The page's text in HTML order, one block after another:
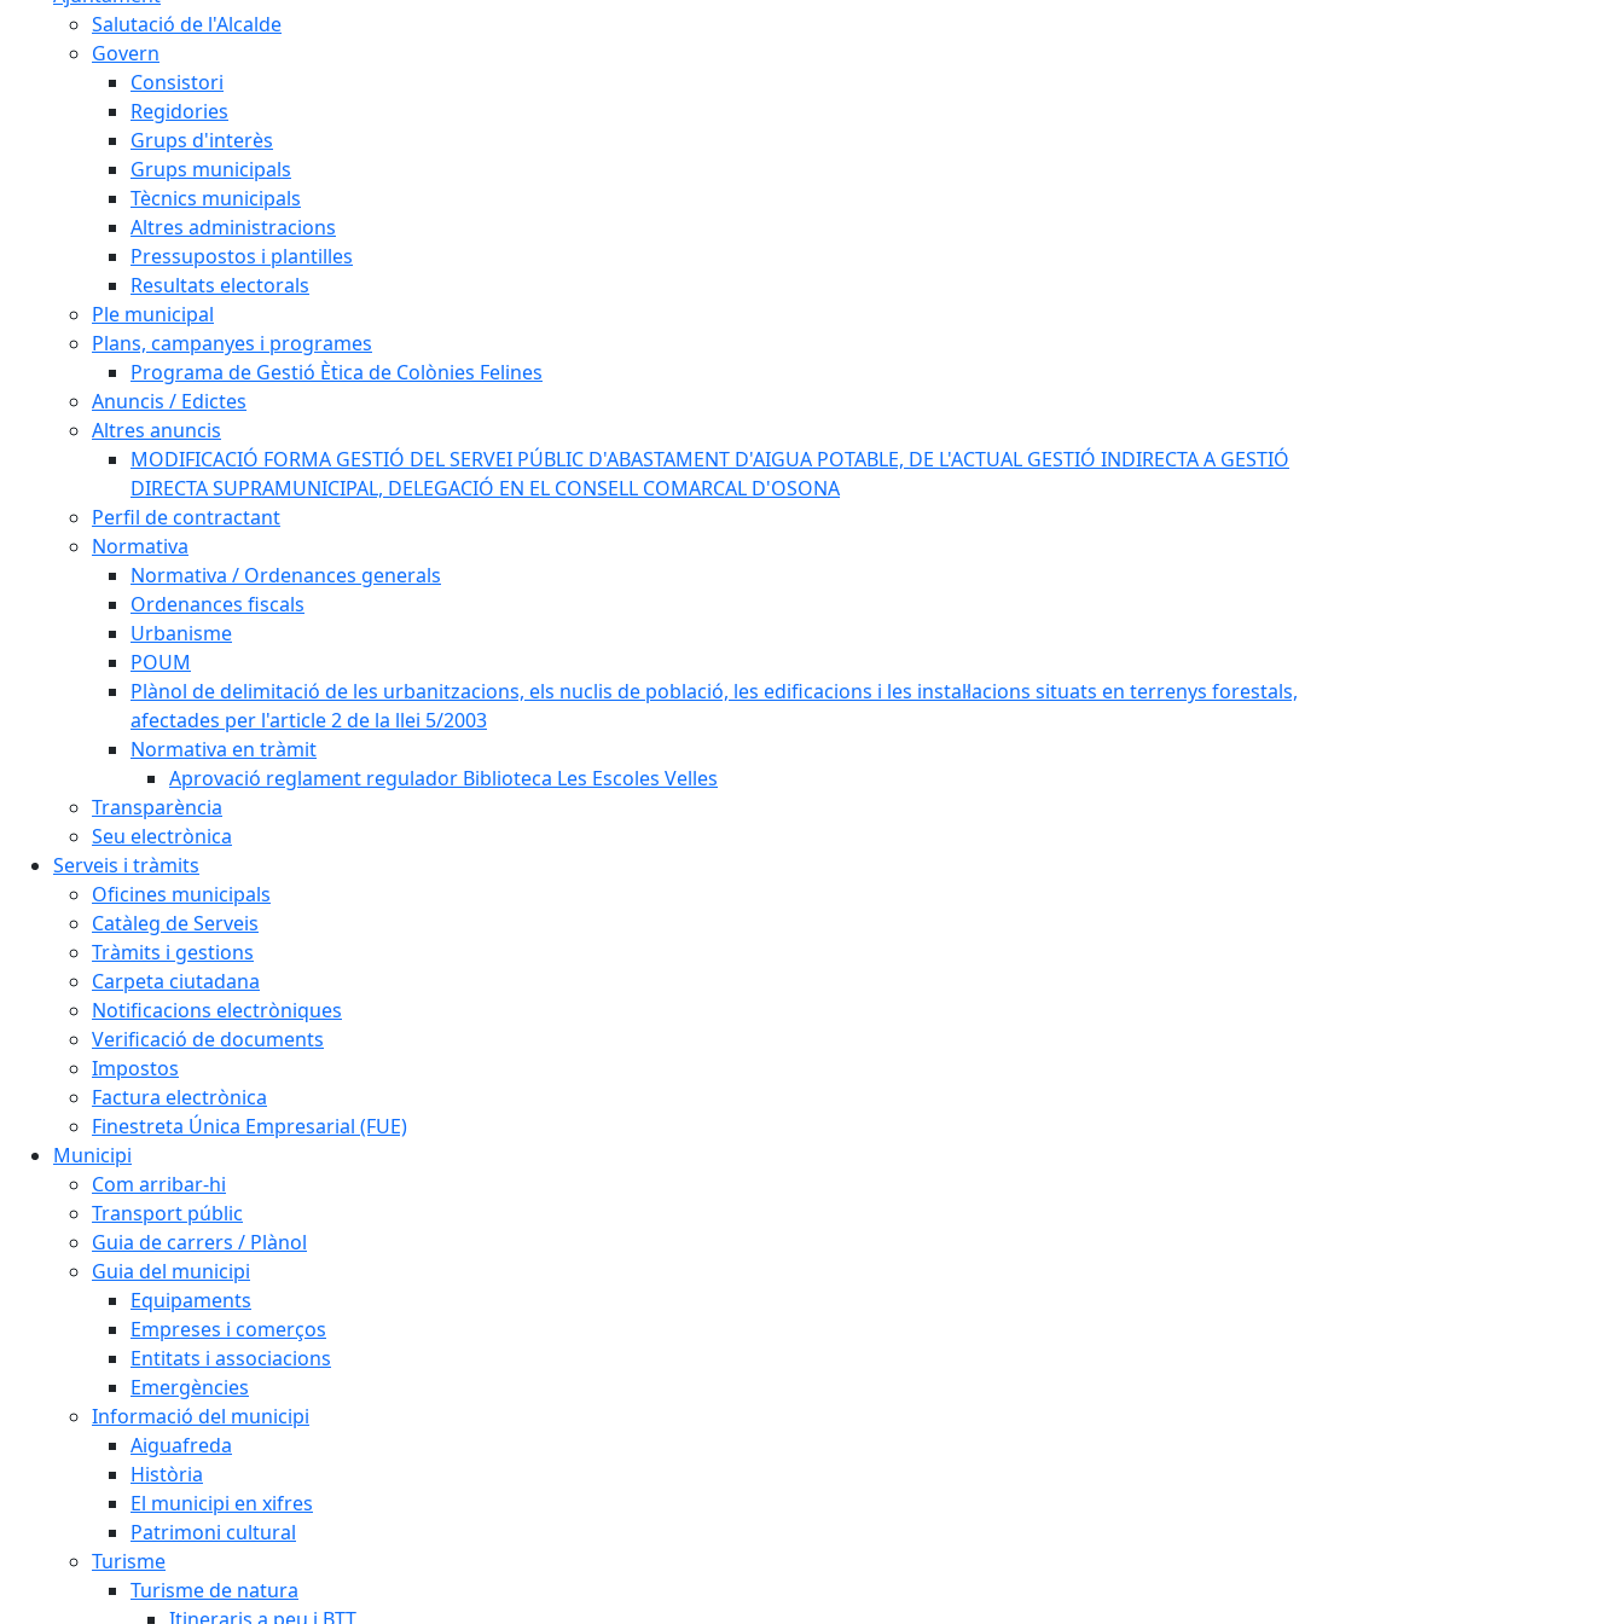
Salutació de l'Alcalde
Govern
Consistori
Regidories
Grups d'interès
Grups municipals
Tècnics municipals
Altres administracions
Pressupostos i plantilles
Resultats electorals
Ple municipal
Plans, campanyes i programes
Programa de Gestió Ètica de Colònies Felines
Anuncis / Edictes
Altres anuncis
MODIFICACIÓ FORMA GESTIÓ DEL SERVEI PÚBLIC D'ABASTAMENT D'AIGUA POTABLE, DE L'ACTUAL GESTIÓ INDIRECTA A GESTIÓ
DIRECTA SUPRAMUNICIPAL, DELEGACIÓ EN EL CONSELL COMARCAL D'OSONA
Perfil de contractant
Normativa
Normativa / Ordenances generals
Ordenances fiscals
Urbanisme
POUM
Plànol de delimitació de les urbanitzacions, els nuclis de població, les edificacions i les instal·lacions situats en terrenys forestals,
afectades per l'article 2 de la llei 5/2003
Normativa en tràmit
Aprovació reglament regulador Biblioteca Les Escoles Velles
Transparència
Seu electrònica
Serveis i tràmits
Oficines municipals
Catàleg de Serveis
Tràmits i gestions
Carpeta ciutadana
Notificacions electròniques
Verificació de documents
Impostos
Factura electrònica
Finestreta Única Empresarial (FUE)
Municipi
Com arribar-hi
Transport públic
Guia de carrers / Plànol
Guia del municipi
Equipaments
Empreses i comerços
Entitats i associacions
Emergències
Informació del municipi
Aiguafreda
Història
El municipi en xifres
Patrimoni cultural
Turisme
Turisme de natura